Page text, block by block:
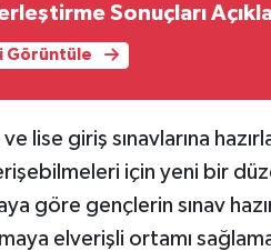
Sonuçları
Görüntüle
lise giriş sınavlarına
için yeni bir
göre gençlerin sınav
elverişli ortamı